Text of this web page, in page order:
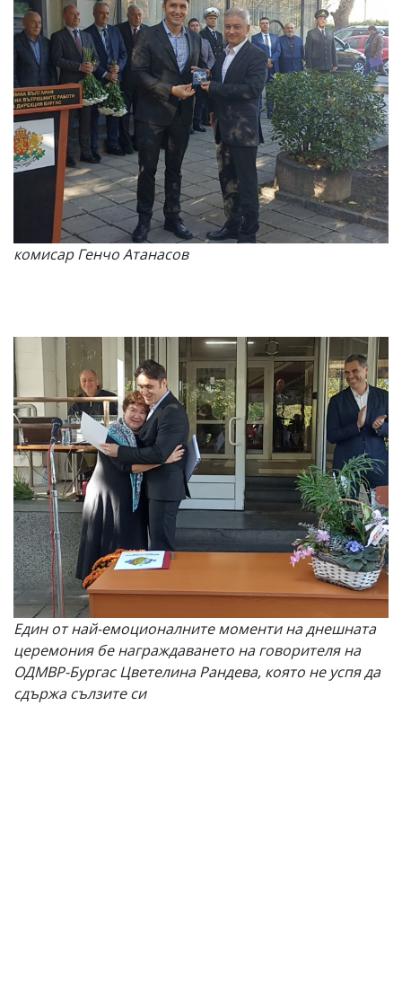
комисар Генчо Атанасов
Един от най-емоционалните моменти на днешната
церемония бе награждаването на говорителя на
ОДМВР-Бургас Цветелина Рандева, която не успя да
сдържа сълзите си